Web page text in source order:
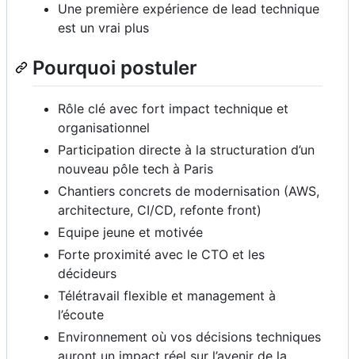
Une première expérience de lead technique
est un vrai plus
Pourquoi postuler
Rôle clé avec fort impact technique et
organisationnel
Participation directe à la structuration d’un
nouveau pôle tech à Paris
Chantiers concrets de modernisation (AWS,
architecture, CI/CD, refonte front)
Equipe jeune et motivée
Forte proximité avec le CTO et les
décideurs
Télétravail flexible et management à
l’écoute
Environnement où vos décisions techniques